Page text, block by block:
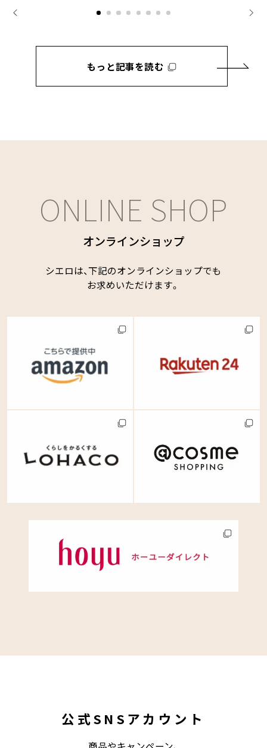
もっと記事を読む
ONLINE SHOP
オンラインショップ
シエロは、下記のオンラインショップでも
お求めいただけます。
公式SNSアカウント